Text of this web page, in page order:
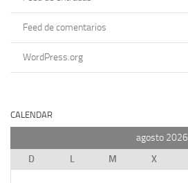
Feed de comentarios
WordPress.org
CALENDAR
agosto 2026
D
L M X